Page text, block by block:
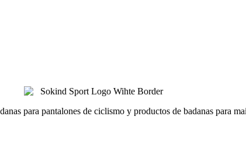
para pantalones de ciclismo y productos de badanas para